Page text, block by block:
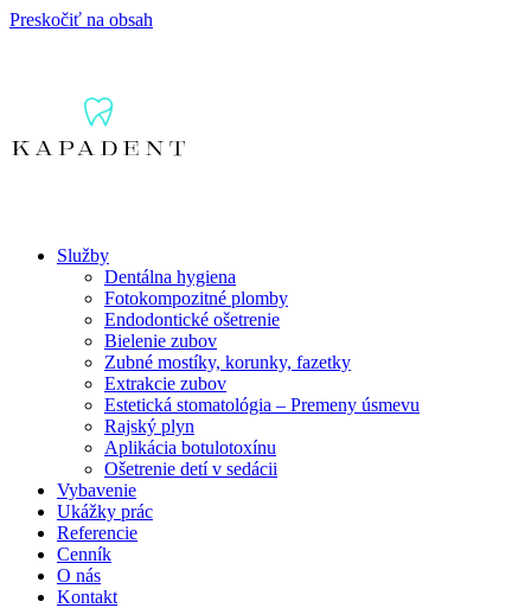
Preskočiť na obsah
Služby
Dentálna hygiena
Fotokompozitné plomby
Endodontické ošetrenie
Bielenie zubov
Zubné mostíky, korunky, fazetky
Extrakcie zubov
Estetická stomatológia – Premeny úsmevu
Rajský plyn
Aplikácia botulotoxínu
Ošetrenie detí v sedácii
Vybavenie
Ukážky prác
Referencie
Cenník
O nás
Kontakt